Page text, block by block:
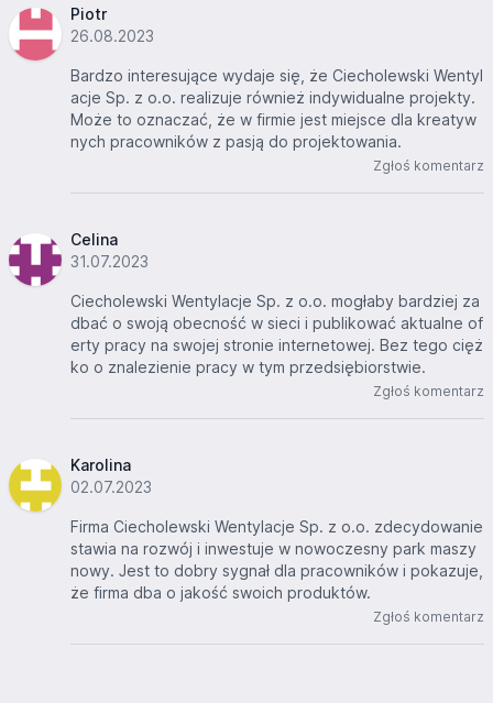
Piotr
26.08.2023
Bardzo interesujące wydaje się, że Ciecholewski Wentyl
acje Sp. z o.o. realizuje również indywidualne projekty.
Może to oznaczać, że w firmie jest miejsce dla kreatyw
nych pracowników z pasją do projektowania.
Zgłoś komentarz
Celina
31.07.2023
Ciecholewski Wentylacje Sp. z o.o. mogłaby bardziej za
dbać o swoją obecność w sieci i publikować aktualne of
erty pracy na swojej stronie internetowej. Bez tego cięż
ko o znalezienie pracy w tym przedsiębiorstwie.
Zgłoś komentarz
Karolina
02.07.2023
Firma Ciecholewski Wentylacje Sp. z o.o. zdecydowanie
stawia na rozwój i inwestuje w nowoczesny park maszy
nowy. Jest to dobry sygnał dla pracowników i pokazuje,
że firma dba o jakość swoich produktów.
Zgłoś komentarz